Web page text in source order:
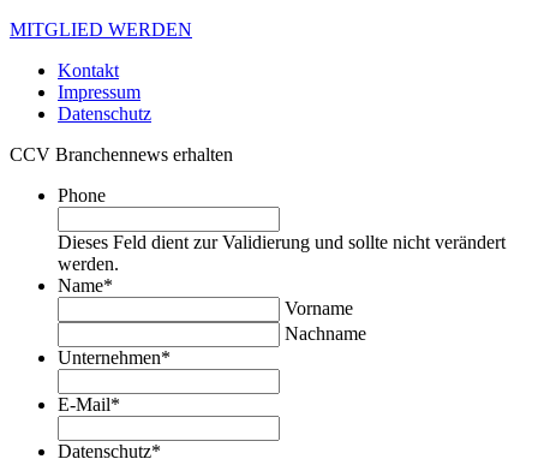
MITGLIED WERDEN
Kontakt
Impressum
Datenschutz
CCV Branchennews erhalten
Phone
Dieses Feld dient zur Validierung und sollte nicht verändert
werden.
Name*
Vorname
Nachname
Unternehmen*
E-Mail*
Datenschutz*